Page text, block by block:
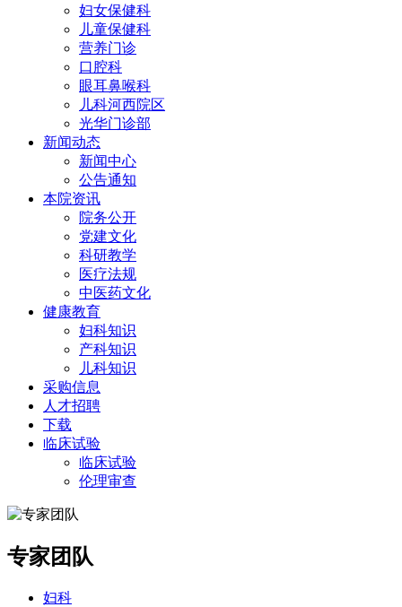
妇女保健科
儿童保健科
营养门诊
口腔科
眼耳鼻喉科
儿科河西院区
光华门诊部
新闻动态
新闻中心
公告通知
本院资讯
院务公开
党建文化
科研教学
医疗法规
中医药文化
健康教育
妇科知识
产科知识
儿科知识
采购信息
人才招聘
下载
临床试验
临床试验
伦理审查
专家团队
妇科